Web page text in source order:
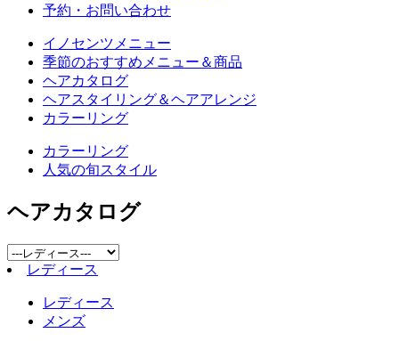
予約・お問い合わせ
イノセンツメニュー
季節のおすすめメニュー＆商品
ヘアカタログ
ヘアスタイリング＆ヘアアレンジ
カラーリング
カラーリング
人気の旬スタイル
ヘアカタログ
レディース
レディース
メンズ